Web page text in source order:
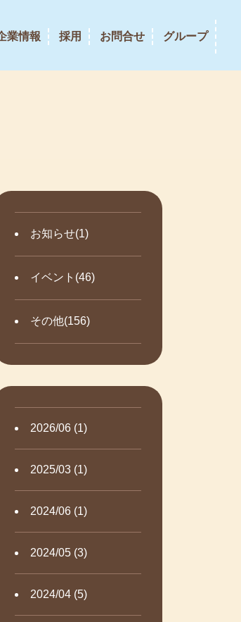
業情報 採用 お問合せ グループ
お知らせ(1)
イベント(46)
その他(156)
2026/06 (1)
2025/03 (1)
2024/06 (1)
2024/05 (3)
2024/04 (5)